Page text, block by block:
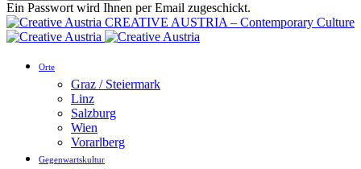
Ein Passwort wird Ihnen per Email zugeschickt.
CREATIVE AUSTRIA – Contemporary Culture
Orte
Graz / Steiermark
Linz
Salzburg
Wien
Vorarlberg
Gegenwartskultur